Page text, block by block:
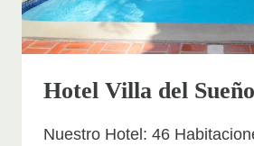
Hotel Villa del Sueño
Nuestro Hotel: 46